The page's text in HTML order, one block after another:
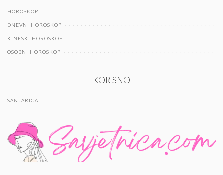
HOROSKOP
DNEVNI HOROSKOP
KINESKI HOROSKOP
OSOBNI HOROSKOP
KORISNO
SANJARICA